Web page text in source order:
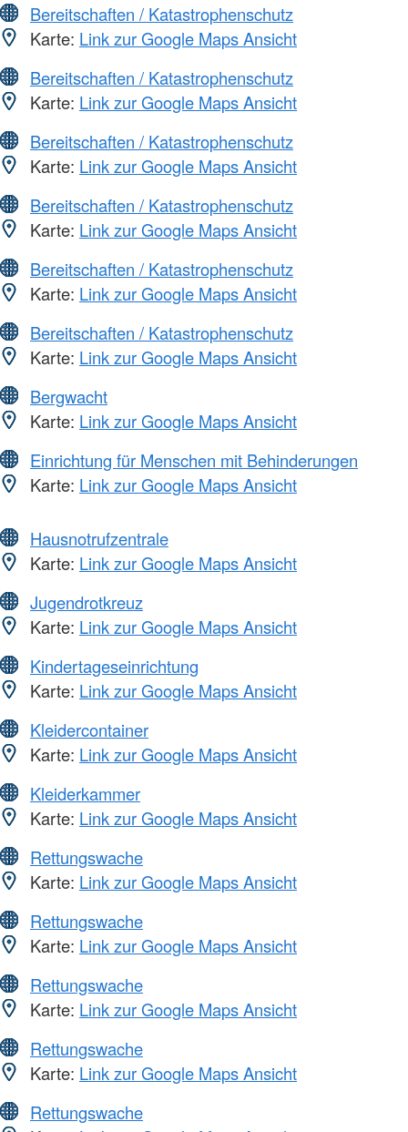
Bereitschaften / Katastrophenschutz
Karte: Link zur Google Maps Ansicht
Bereitschaften / Katastrophenschutz
Karte: Link zur Google Maps Ansicht
Bereitschaften / Katastrophenschutz
Karte: Link zur Google Maps Ansicht
Bereitschaften / Katastrophenschutz
Karte: Link zur Google Maps Ansicht
Bereitschaften / Katastrophenschutz
Karte: Link zur Google Maps Ansicht
Bereitschaften / Katastrophenschutz
Karte: Link zur Google Maps Ansicht
Bergwacht
Karte: Link zur Google Maps Ansicht
Einrichtung für Menschen mit Behinderungen
Karte: Link zur Google Maps Ansicht
Hausnotrufzentrale
Karte: Link zur Google Maps Ansicht
Jugendrotkreuz
Karte: Link zur Google Maps Ansicht
Kindertageseinrichtung
Karte: Link zur Google Maps Ansicht
Kleidercontainer
Karte: Link zur Google Maps Ansicht
Kleiderkammer
Karte: Link zur Google Maps Ansicht
Rettungswache
Karte: Link zur Google Maps Ansicht
Rettungswache
Karte: Link zur Google Maps Ansicht
Rettungswache
Karte: Link zur Google Maps Ansicht
Rettungswache
Karte: Link zur Google Maps Ansicht
Rettungswache